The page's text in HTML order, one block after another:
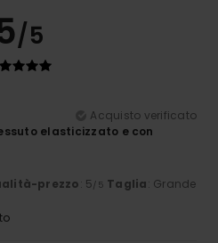
/5
Acquisto verificato
elasticizzato e con
prezzo: 5/5 Taglia: Grande